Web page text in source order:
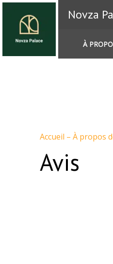
Novza
À
Accueil – À propos
Avis